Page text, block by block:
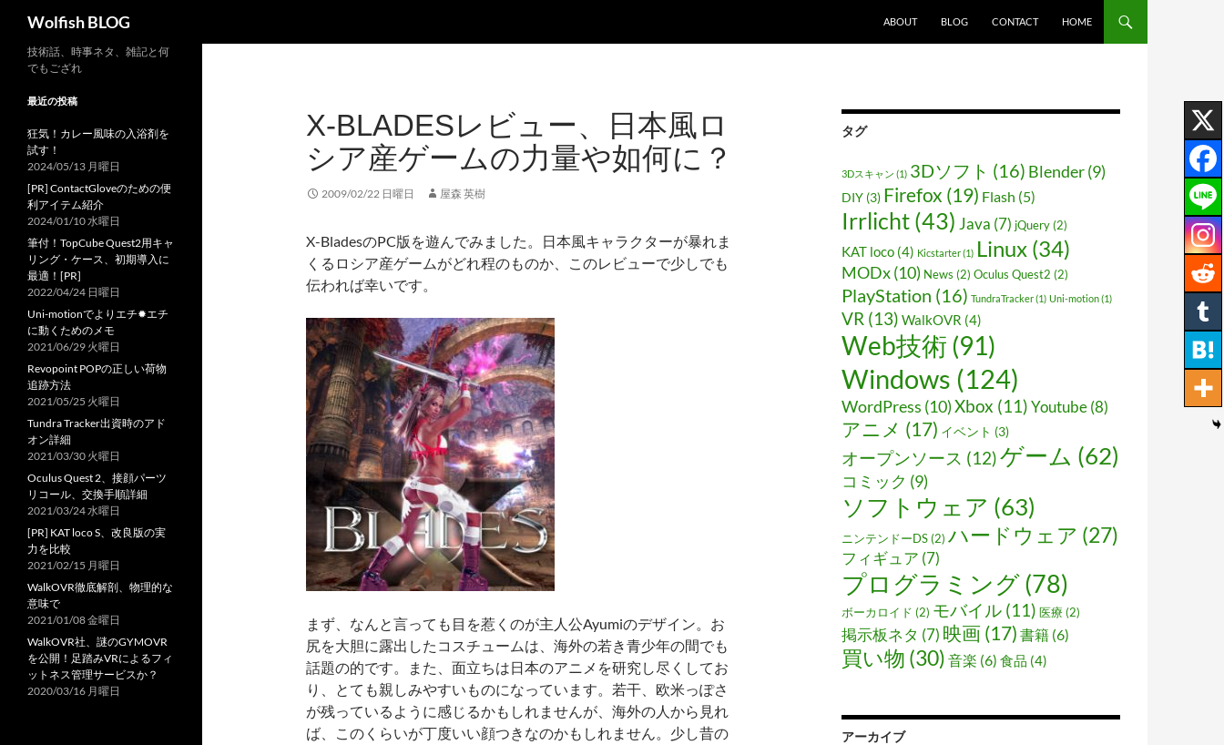
Wolfish BLOG ABOUT BLOG CONTACT HOME
X-BLADESレビュー、日本風ロ
シア産ゲームの力量や如何に？
2009/02/22 日曜日 屋森 英樹
X-BladesのPC版を遊んでみました。日本風キャラクターが暴れま
くるロシア産ゲームがどれ程のものか、このレビューで少しでも
伝われば幸いです。
まず、なんと言っても目を惹くのが主人公Ayumiのデザイン。お
尻を大胆に露出したコスチュームは、海外の若き青少年の間でも
話題の的です。また、面立ちは日本のアニメを研究し尽くしてお
り、とても親しみやすいものになっています。若干、欧米っぽさ
が残っているように感じるかもしれませんが、海外の人から見れ
ば、このくらいが丁度いい顔つきなのかもしれません。少し昔の
タグ
3Dスキャン (1) 3Dソフト (16) Blender(9)
DIY (3) Firefox (19) Flash (5)
Irrlicht (43) Java (7) jQuery (2)
KAT loco (4) Kicstarter(1) Linux (34)
MODx(10) News (2) Oculus Quest2 (2)
PlayStation (16) TundraTracker(1) Uni-motion(1)
VR (13) WalkOVR (4)
Web技術 (91)
Windows (124)
WordPress (10)Xbox (11)Youtube(8)
アニメ (17) イベント (3)
オープンソース (12)ゲーム (62)
コミック (9)
ソフトウェア (63)
ニンテンドーDS (2) ハードウェア (27)
フィギュア (7)
プログラミング(78)
ボーカロイド (2) モバイル (11) 医療 (2)
掲示板ネタ (7) 映画 (17) 書籍 (6)
買い物 (30) 音楽 (6) 食品 (4)
アーカイブ
技術話、時事ネタ、雑記と何
でもござれ
最近の投稿
狂気！カレー風味の入浴剤を
試す！
2024/05/13 月曜日
[PR] ContactGloveのための便
利アイテム紹介
2024/01/10 水曜日
筆付！TopCube Quest2用キャ
リング・ケース、初期導入に
最適！[PR]
2022/04/24 日曜日
Uni-motionでよりエチ✹エチ
に動くためのメモ
2021/06/29 火曜日
Revopoint POPの正しい荷物
追跡方法
2021/05/25 火曜日
Tundra Tracker出資時のアド
オン詳細
2021/03/30 火曜日
Oculus Quest 2、接顔パーツ
リコール、交換手順詳細
2021/03/24 水曜日
[PR] KAT loco S、改良版の実
力を比較
2021/02/15 月曜日
WalkOVR徹底解剖、物理的な
意味で
2021/01/08 金曜日
WalkOVR社、謎のGYMOVR
を公開！足踏みVRによるフィ
ットネス管理サービスか？
2020/03/16 月曜日